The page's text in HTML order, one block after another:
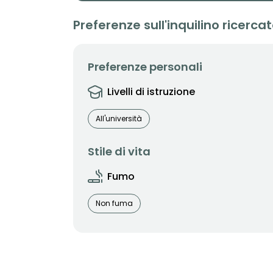
Preferenze sull'inquilino
Preferenze personali
Livelli di istruzione
All'università
Stile di vita
Fumo
Non fuma